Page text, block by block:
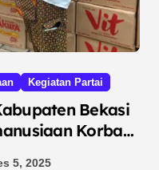
Kegiatan Partai
Bekasi
Korban
dan Aceh
5, 2025